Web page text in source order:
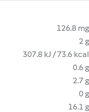
126.8 mg
2 g
307.8 kJ / 73.6 kcal
0.6 g
2.7 g
0 g
16.1 g